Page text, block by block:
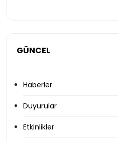
GÜNCEL
Haberler
Duyurular
Etkinlikler